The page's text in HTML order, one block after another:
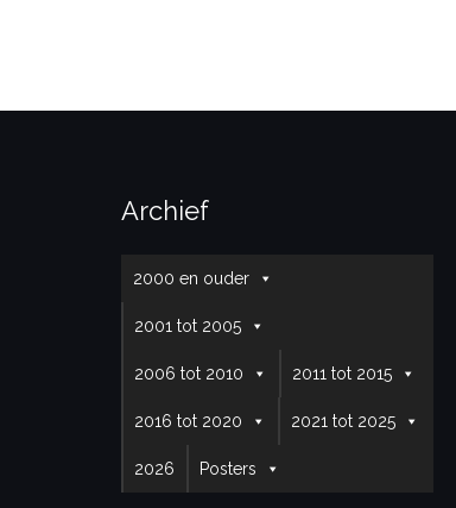
Archief
2000 en ouder
2001 tot 2005
2006 tot 2010 2011 tot 2015
2016 tot 2020 2021 tot 2025
2026 Posters